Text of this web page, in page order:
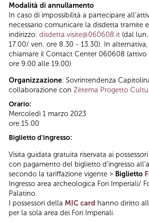
Modalità di annullamento
In caso di impossibilità a partecipare
necessario comunicare la disdetta tramite
indirizzo: disdetta.visite@060608.it (dal
17.00/ ven. ore 8.30 - 13.30). In
chiamare il Contact Center 060608
ore 9.00 alle 19.00)
Organizzazione: Sovrintendenza
collaborazione con Zètema Progetto
Orario:
Mercoledì 1 marzo 2023
ore 15.00
Biglietto d'ingresso:
Visita guidata gratuita riservata ai
con pagamento del biglietto d’ingresso
secondo la tariffazione vigente > Biglietto
Ingresso area archeologica Fori Imperiali/
Palatino.
I possessori della MIC card hanno diritto
per la sola area dei Fori Imperiali.